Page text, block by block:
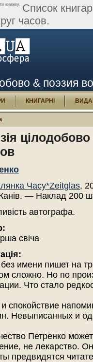
книжку. Список
часов.
& поэзия
КНИГАРНІ
Часу*Zeitglas,
— Наклад 200
автографа.
свіча
имени пишет на
сложно. Но по
Что стало
спокойствие
Невыписанных и
Петренко
не лекарство.
предвидятся